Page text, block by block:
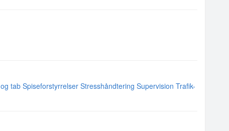
tabSpiseforstyrrelser Stresshåndtering Supervision Trafik-